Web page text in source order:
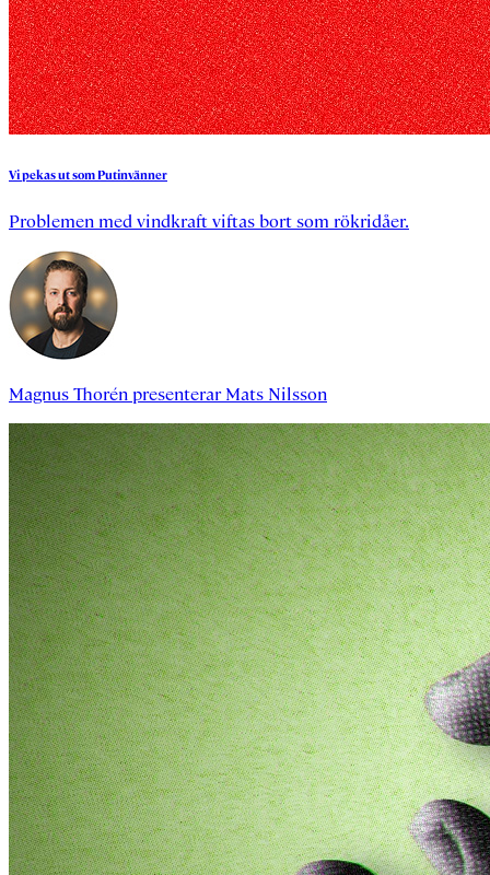
VipekasutsomPutinvänner
Problemen med vindkraft viftas bort som rökridåer.
Magnus Thorénpresenterar Mats Nilsson